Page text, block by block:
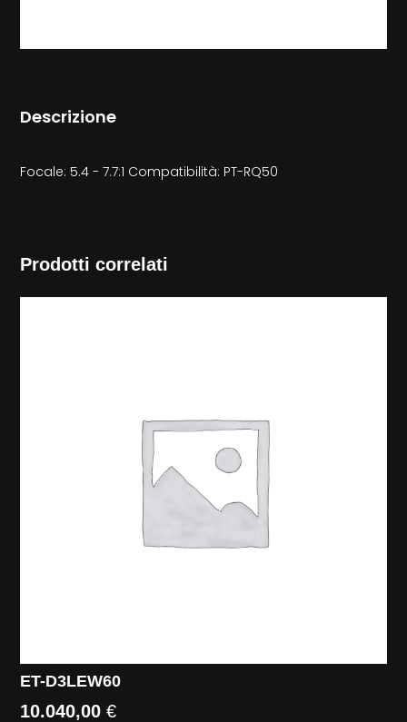
Descrizione
Focale: 5.4 - 7.7:1 Compatibilità: PT-RQ50
Prodotti correlati
ET-D3LEW60
10.040,00€